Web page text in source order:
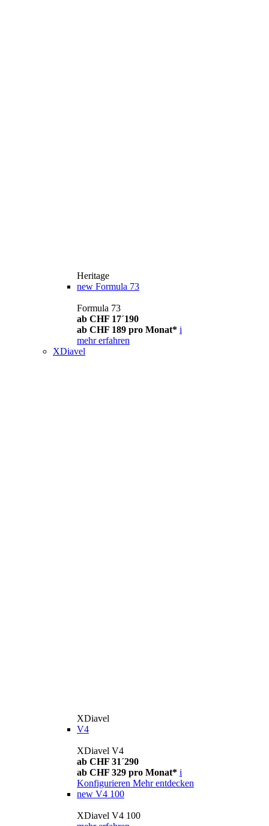
Heritage
new Formula 73
Formula 73
ab CHF 17´190
ab CHF 189 pro Monat* i
mehr erfahren
XDiavel
XDiavel
V4
XDiavel V4
ab CHF 31´290
ab CHF 329 pro Monat* i
Konfigurieren Mehr entdecken
new V4 100
XDiavel V4 100